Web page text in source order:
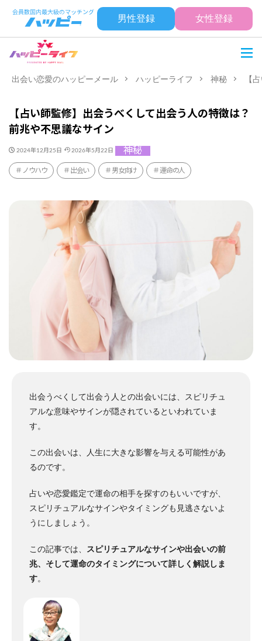
男性登録 女性登録
出会い恋愛のハッピーメール ハッピーライフ 神秘 【
【占い師監修】出会うべくして出会う人の特徴は？
前兆や不思議なサイン
2024年12月25日 2026年5月22日 神秘
ノウハウ 出会い 男女向け 運命の人
出会うべくして出会う人との出会いには、スピリチュ
アルな意味やサインが隠されているといわれていま
す。
この出会いは、人生に大きな影響を与える可能性があ
るのです。
占いや恋愛鑑定で運命の相手を探すのもいいですが、
スピリチュアルなサインやタイミングも見逃さないよ
うにしましょう。
この記事では、
スピリチュアルなサインや出会いの前
兆、そして運命のタイミングについて詳しく解説しま
す。